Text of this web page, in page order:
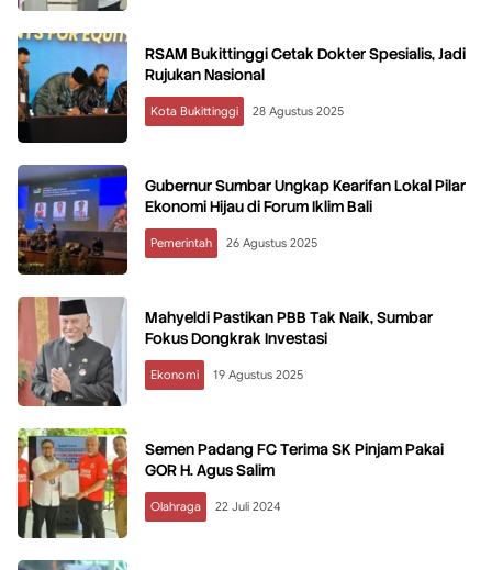
RSAM Bukittinggi Cetak Dokter Spesialis, Jadi
Rujukan Nasional
Kota Bukittinggi 28 Agustus 2025
Gubernur Sumbar Ungkap Kearifan Lokal Pilar
Ekonomi Hijau di Forum Iklim Bali
Pemerintah 26 Agustus 2025
Mahyeldi Pastikan PBB Tak Naik, Sumbar
Fokus Dongkrak Investasi
Ekonomi 19 Agustus 2025
Semen Padang FC Terima SK Pinjam Pakai
GOR H. Agus Salim
Olahraga 22 Juli 2024